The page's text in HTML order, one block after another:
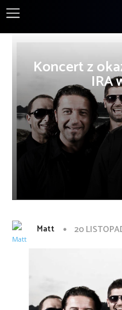
Koncert z
IRA
Matt 20